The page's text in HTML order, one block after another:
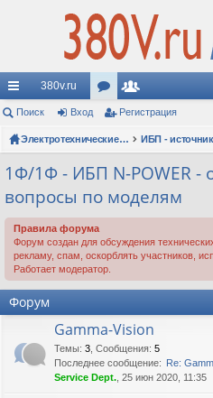
с
ы
лк
и
380v.ru
ор
ум
ы
ол
ьз
ов
ат
ел
и
Поиск Вход Регистрация
Электротехнические форумы
1Ф/1Ф - ИБП N-POWER -
вопросы по моделям
Правила форума
Форум создан для обсуждения
рекламу, спам, оскорблять участников,
Работает модератор.
Форум
Gamma-Vision
Темы: 3 Сообщения: 5
Последнее сообщение: Re:
Service Dept. , 25 июн 2020, 11:35